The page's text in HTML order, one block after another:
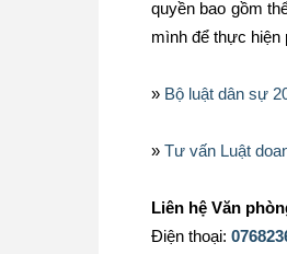
quyền bao gồm
mình để thực hiện
» Bộ luật dân sự
» Tư vấn Luật
Liên hệ Văn
Điện thoại: